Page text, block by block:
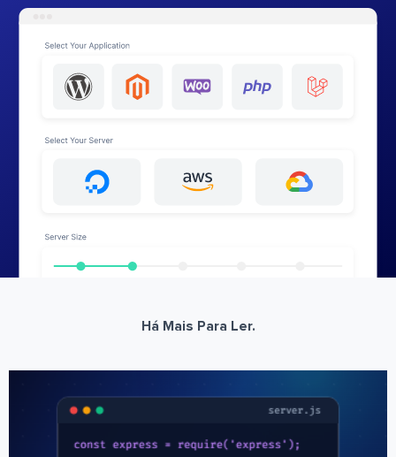
Há Mais Para Ler.